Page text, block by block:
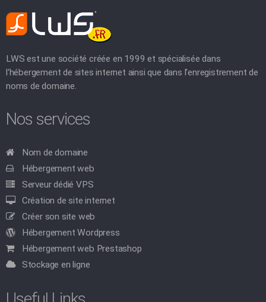
LWS est une société créée en 1999 et spécialisée dans
l'hébergement de sites internet ainsi que dans l'enregistrement de
noms de domaine.
Nos services
Nom de domaine
Hébergement web
Serveur dédié VPS
Création de site internet
Créer son site web
Hébergement Wordpress
Hébergement web Prestashop
Stockage en ligne